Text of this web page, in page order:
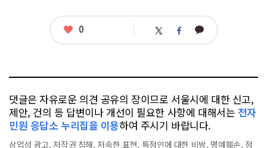
좋
0 트 페 카
댓글은 자유로운 의견 공유의 장이므로 서울시에 대한 신고,
제안, 건의 등 답변이나 개선이 필요한 사항에 대해서는 전자
민원 응답소 누리집을 이용하여 주시기 바랍니다.
상업성 광고, 저작권 침해, 저속한 표현, 특정인에 대한 비방, 명예훼손, 정